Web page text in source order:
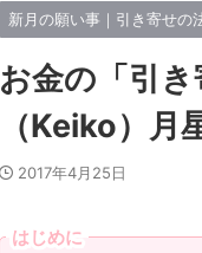
新月の願い事｜引き寄せの
お金の「引
（Keiko）月
2017年4月25日
はじめに